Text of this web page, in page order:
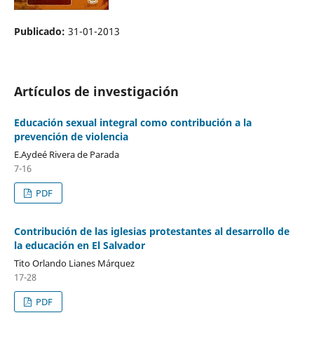
Publicado: 31-01-2013
Artículos de investigación
Educación sexual integral como contribución a la
prevención de violencia
E.Aydeé Rivera de Parada
7-16
PDF
Contribución de las iglesias protestantes al desarrollo de
la educación en El Salvador
Tito Orlando Lianes Márquez
17-28
PDF